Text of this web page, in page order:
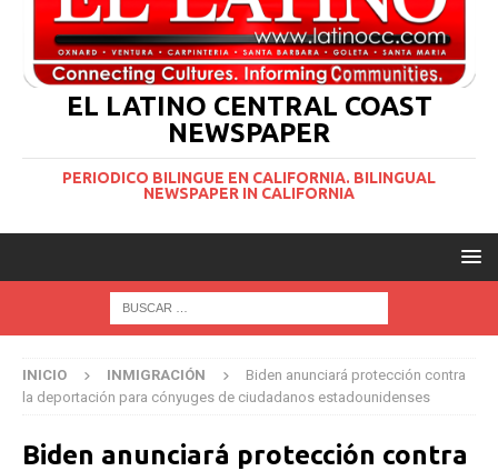
EL LATINO CENTRAL COAST
NEWSPAPER
PERIODICO BILINGUE EN CALIFORNIA. BILINGUAL
NEWSPAPER IN CALIFORNIA
INICIO INMIGRACIÓN
Biden anunciará protección contra
la deportación para cónyuges de ciudadanos estadounidenses
Biden anunciará protección contra